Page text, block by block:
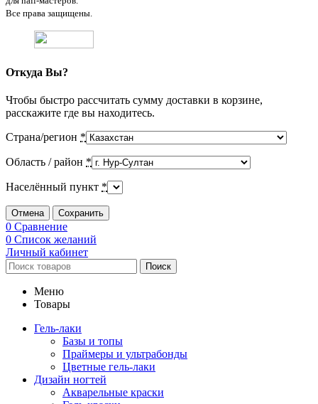
Все права защищены.
Откуда Вы?
Чтобы быстро рассчитать сумму доставки в корзине,
расскажите где вы находитесь.
Страна/регион *
Область / район *
Населённый пункт *
Отмена Сохранить
0 Сравнение
0 Список желаний
Личный кабинет
Поиск
Меню
Товары
Гель-лаки
Базы и топы
Праймеры и ультрабонды
Цветные гель-лаки
Дизайн ногтей
Акварельные краски